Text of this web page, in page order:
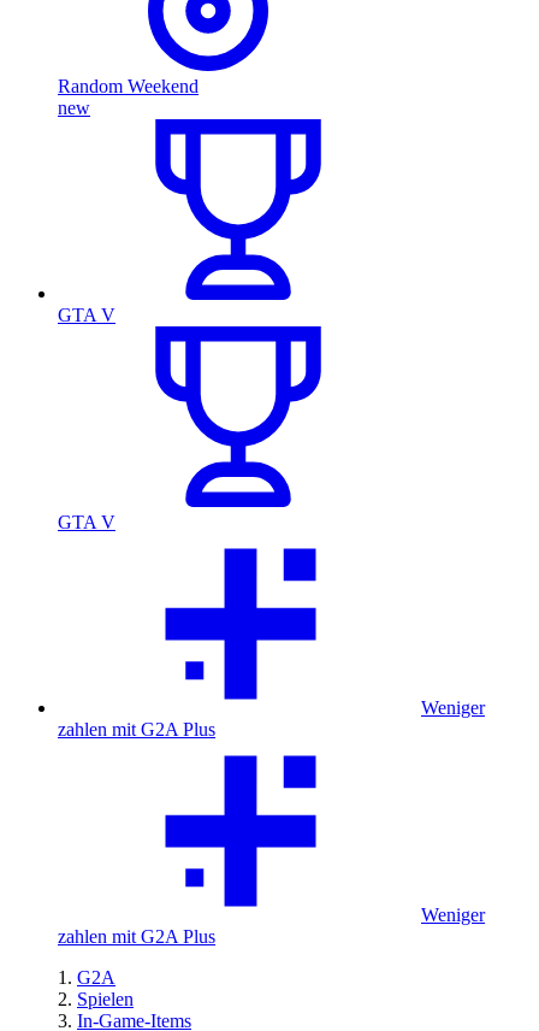
Random Weekend
new
GTA V
GTA V
Weniger
zahlen mit G2A Plus
Weniger
zahlen mit G2A Plus
G2A
Spielen
In-Game-Items